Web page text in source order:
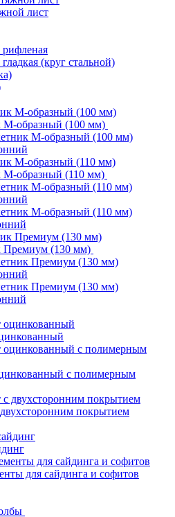
лист
(круг стальной)
М-образный (100 мм)
М-образный (100 мм)
М-образный (110 мм)
М-образный (110 мм)
М-образный (110 мм)
Премиум (130 мм)
Премиум (130 мм)
Премиум (130 мм)
с полимерным
покрытием
для сайдинга и софитов